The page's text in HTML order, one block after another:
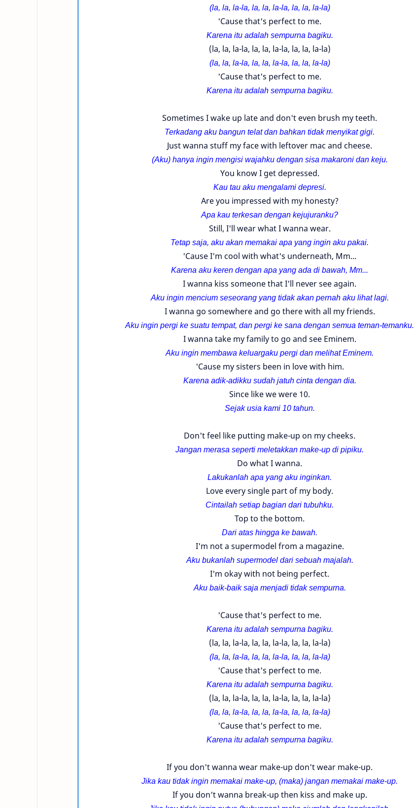
(la, la, la-la, la, la, la-la, la, la, la-la)
'Cause that's perfect to me.
Karena itu adalah sempurna bagiku.
(la, la, la-la, la, la, la-la, la, la, la-la)
(la, la, la-la, la, la, la-la, la, la, la-la)
'Cause that's perfect to me.
Karena itu adalah sempurna bagiku.
Sometimes I wake up late and don't even brush my teeth.
Terkadang aku bangun telat dan bahkan tidak menyikat gigi.
Just wanna stuff my face with leftover mac and cheese.
(Aku) hanya ingin mengisi wajahku dengan sisa makaroni dan keju.
You know I get depressed.
Kau tau aku mengalami depresi.
Are you impressed with my honesty?
Apa kau terkesan dengan kejujuranku?
Still, I'll wear what I wanna wear.
Tetap saja, aku akan memakai apa yang ingin aku pakai.
'Cause I'm cool with what's underneath, Mm...
Karena aku keren dengan apa yang ada di bawah, Mm...
I wanna kiss someone that I'll never see again.
Aku ingin mencium seseorang yang tidak akan pernah aku lihat lagi.
I wanna go somewhere and go there with all my friends.
Aku ingin pergi ke suatu tempat, dan pergi ke sana dengan semua teman-temanku.
I wanna take my family to go and see Eminem.
Aku ingin membawa keluargaku pergi dan melihat Eminem.
'Cause my sisters been in love with him.
Karena adik-adikku sudah jatuh cinta dengan dia.
Since like we were 10.
Sejak usia kami 10 tahun.
Don't feel like putting make-up on my cheeks.
Jangan merasa seperti meletakkan make-up di pipiku.
Do what I wanna.
Lakukanlah apa yang aku inginkan.
Love every single part of my body.
Cintailah setiap bagian dari tubuhku.
Top to the bottom.
Dari atas hingga ke bawah.
I'm not a supermodel from a magazine.
Aku bukanlah supermodel dari sebuah majalah.
I'm okay with not being perfect.
Aku baik-baik saja menjadi tidak sempurna.
'Cause that's perfect to me.
Karena itu adalah sempurna bagiku.
(la, la, la-la, la, la, la-la, la, la, la-la)
(la, la, la-la, la, la, la-la, la, la, la-la)
'Cause that's perfect to me.
Karena itu adalah sempurna bagiku.
(la, la, la-la, la, la, la-la, la, la, la-la)
(la, la, la-la, la, la, la-la, la, la, la-la)
'Cause that's perfect to me.
Karena itu adalah sempurna bagiku.
If you don't wanna wear make-up don't wear make-up.
Jika kau tidak ingin memakai make-up, (maka) jangan memakai make-up.
If you don't wanna break-up then kiss and make up.